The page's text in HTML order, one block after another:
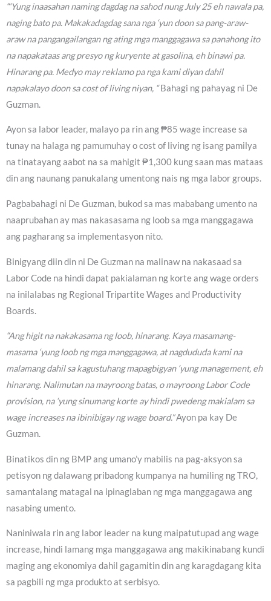
“‘Yung inaasahan naming dagdag na sahod nung July 25 eh nawala pa,
naging bato pa. Makakadagdag sana nga ‘yun doon sa pang-araw-
araw na pangangailangan ng ating mga manggagawa sa panahong ito
na napakataas ang presyo ng kuryente at gasolina, eh binawi pa.
Hinarang pa. Medyo may reklamo pa nga kami diyan dahil
napakalayo doon sa cost of living niyan, “Bahagi ng pahayag ni De
Guzman.
Ayon sa labor leader, malayo pa rin ang ₱85 wage increase sa
tunay na halaga ng pamumuhay o cost of living ng isang pamilya
na tinatayang aabot na sa mahigit ₱1,300 kung saan mas mataas
din ang naunang panukalang umentong nais ng mga labor groups.
Pagbabahagi ni De Guzman, bukod sa mas mababang umento na
naaprubahan ay mas nakasasama ng loob sa mga manggagawa
ang pagharang sa implementasyon nito.
Binigyang diin din ni De Guzman na malinaw na nakasaad sa
Labor Code na hindi dapat pakialaman ng korte ang wage orders
na inilalabas ng Regional Tripartite Wages and Productivity
Boards.
“Ang higit na nakakasama ng loob, hinarang. Kaya masamang-
masama ‘yung loob ng mga manggagawa, at nagdududa kami na
malamang dahil sa kagustuhang mapagbigyan ‘yung management, eh
hinarang. Nalimutan na mayroong batas, o mayroong Labor Code
provision, na ‘yung sinumang korte ay hindi pwedeng makialam sa
wage increases na ibinibigay ng wage board.”Ayon pa kay De
Guzman.
Binatikos din ng BMP ang umano’y mabilis na pag-aksyon sa
petisyon ng dalawang pribadong kumpanya na humiling ng TRO,
samantalang matagal na ipinaglaban ng mga manggagawa ang
nasabing umento.
Naniniwala rin ang labor leader na kung maipatutupad ang wage
increase, hindi lamang mga manggagawa ang makikinabang kundi
maging ang ekonomiya dahil gagamitin din ang karagdagang kita
sa pagbili ng mga produkto at serbisyo.